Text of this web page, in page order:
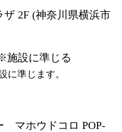
ザ 2F (神奈川県横浜市
施設に準じる
に準じます。
マホウドコロ POP-